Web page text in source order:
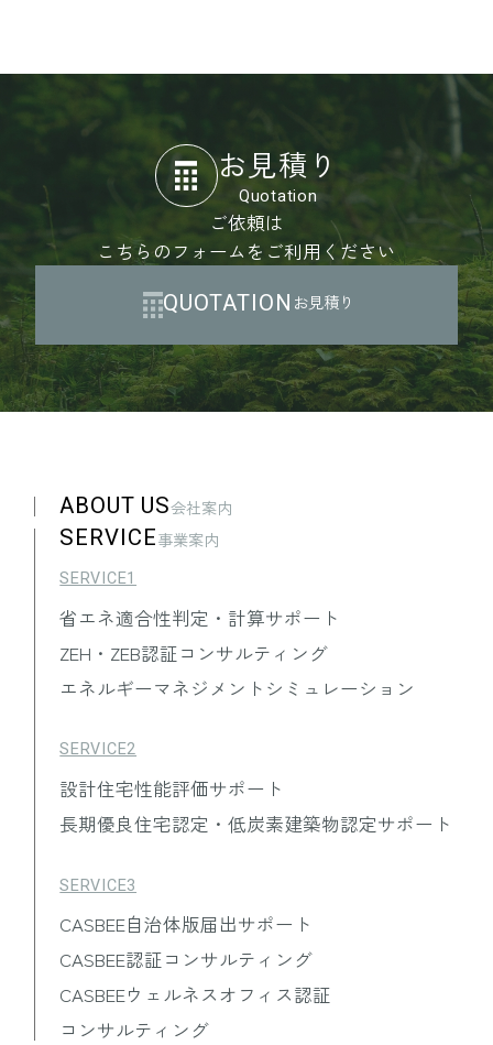
お見積り
Quotation
ご依頼は
こちらのフォームをご利用ください
QUOTATION お見積り
ABOUT US会社案内
SERVICE事業案内
SERVICE1
省エネ適合性判定・計算サポート
ZEH・ZEB認証コンサルティング
エネルギーマネジメントシミュレーション
SERVICE2
設計住宅性能評価サポート
長期優良住宅認定・低炭素建築物認定サポート
SERVICE3
CASBEE自治体版届出サポート
CASBEE認証コンサルティング
CASBEEウェルネスオフィス認証
コンサルティング